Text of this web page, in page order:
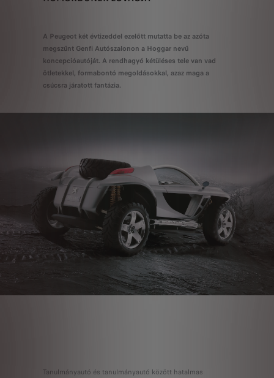
A Peugeot két évtizeddel ezelőtt mutatta be az azóta
megszűnt Genfi Autószalonon a Hoggar nevű
koncepcióautóját. A rendhagyó kétüléses tele van vad
ötletekkel, formabontó megoldásokkal, azaz maga a
csúcsra járatott fantázia.
Tanulmányautó és tanulmányautó között hatalmas